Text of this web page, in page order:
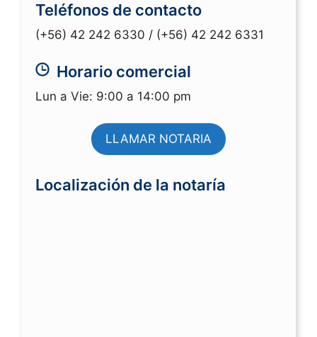
Teléfonos de contacto
(+56) 42 242 6330 / (+56) 42 242 6331
Horario comercial
Lun a Vie: 9:00 a 14:00 pm
LLAMAR NOTARIA
Localización de la notaría